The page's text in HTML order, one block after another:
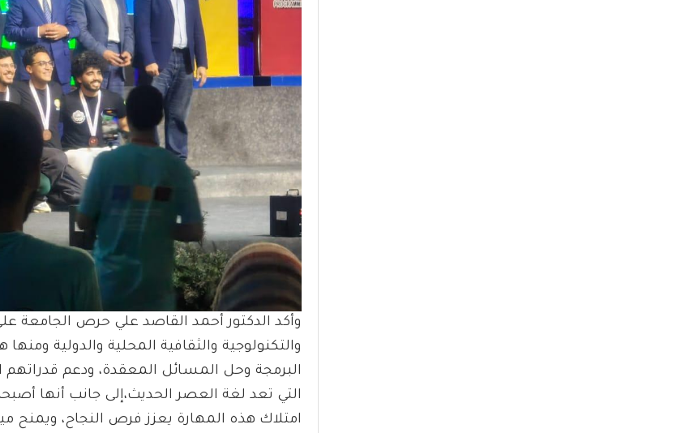
وأكد الدكتور أحمد القاصد علي حرص
والتكنولوجية والثقافية المحلية والدولية
البرمجة وحل المسائل المعقدة، ودعم قدراتهم
التي تعد لغة العصر الحديث،إلى جانب أنها
امتلاك هذه المهارة يعزز فرص النجاح،